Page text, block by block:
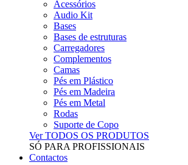
Acessórios
Audio Kit
Bases
Bases de estruturas
Carregadores
Complementos
Camas
Pés em Plástico
Pés em Madeira
Pés em Metal
Rodas
Suporte de Copo
Ver TODOS OS PRODUTOS
SÓ PARA PROFISSIONAIS
Contactos